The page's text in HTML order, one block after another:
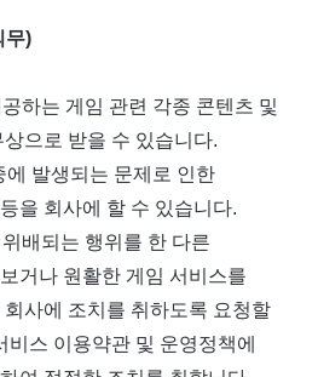
무)
하는 게임 관련 각종 콘텐츠 및
으로 받을 수 있습니다.
에 발생되는 문제로 인한
을 회사에 할 수 있습니다.
배되는 행위를 한 다른
거나 원활한 게임 서비스를
사에 조치를 취하도록 요청할
비스 이용약관 및 운영정책에